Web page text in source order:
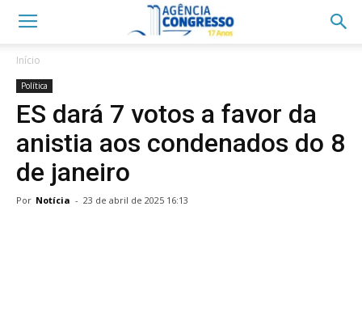
Início
Política
ES dará 7 votos a favor da
anistia aos condenados do 8
de janeiro
Por Notícia - 23 de abril de 2025 16:13